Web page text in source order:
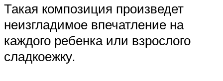
Такая композиция произведет
неизгладимое впечатление на
каждого ребенка или взрослого
сладкоежку.